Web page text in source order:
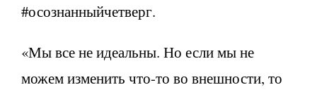
#осознанныйчетверг.
«Мы все не идеальны. Но если мы не
можем изменить что-то во внешности, то